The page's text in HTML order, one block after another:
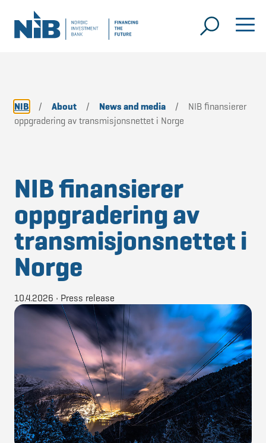
NIB / About / News and media /
NIB finansierer
oppgradering av transmisjonsnettet i Norge
NIB finansierer
oppgradering av
transmisjonsnettet i
Norge
10.4.2026 • Press release